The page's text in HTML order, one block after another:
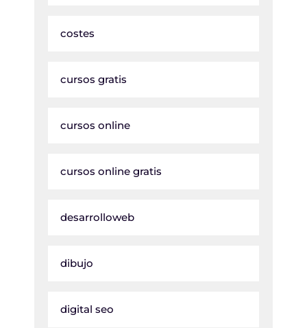
costes
cursos gratis
cursos online
cursos online gratis
desarrolloweb
dibujo
digital seo